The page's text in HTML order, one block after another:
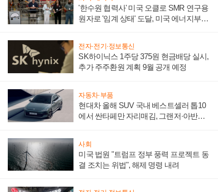
'한수원 협력사' 미국 오클로 SMR 연구용
원자로 '임계 상태' 도달, 미국 에너지부
전자·전기·정보통신
SK하이닉스 1주당 375원 현금배당 실시,
추가 주주환원 계획 9월 공개 예정
자동차·부품
현대차 올해 SUV 국내 베스트셀러 톱10
에서 싼타페만 자리매김, 그랜저·아반떼
사회
미국 법원 "트럼프 정부 풍력 프로젝트 동
결 조치는 위법", 해제 명령 내려